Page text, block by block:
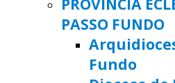
PROVÍNCIA
PASSO FUNDO
Fundo